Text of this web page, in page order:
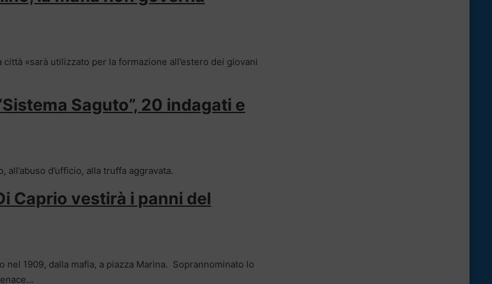
«sarà utilizzato per la formazione all’estero dei giovani
Saguto”, 20 indagati e
d’ufficio, alla truffa aggravata.
Caprio vestirà i panni del
1909, dalla mafia, a piazza Marina. Soprannominato lo